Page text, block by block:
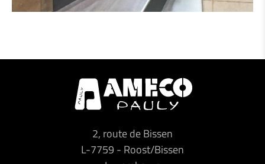
2, route de Bissen
L-7759- Roost/Bissen